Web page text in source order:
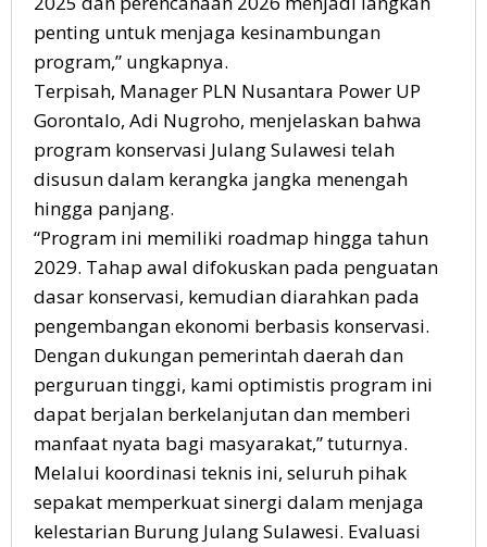
penting untuk menjaga kesinambungan
program,” ungkapnya.
Terpisah, Manager PLN Nusantara Power UP
Gorontalo, Adi Nugroho, menjelaskan bahwa
program konservasi Julang Sulawesi telah
disusun dalam kerangka jangka menengah
hingga panjang.
“Program ini memiliki roadmap hingga tahun
2029. Tahap awal difokuskan pada penguatan
dasar konservasi, kemudian diarahkan pada
pengembangan ekonomi berbasis konservasi.
Dengan dukungan pemerintah daerah dan
perguruan tinggi, kami optimistis program ini
dapat berjalan berkelanjutan dan memberi
manfaat nyata bagi masyarakat,” tuturnya.
Melalui koordinasi teknis ini, seluruh pihak
sepakat memperkuat sinergi dalam menjaga
kelestarian Burung Julang Sulawesi. Evaluasi